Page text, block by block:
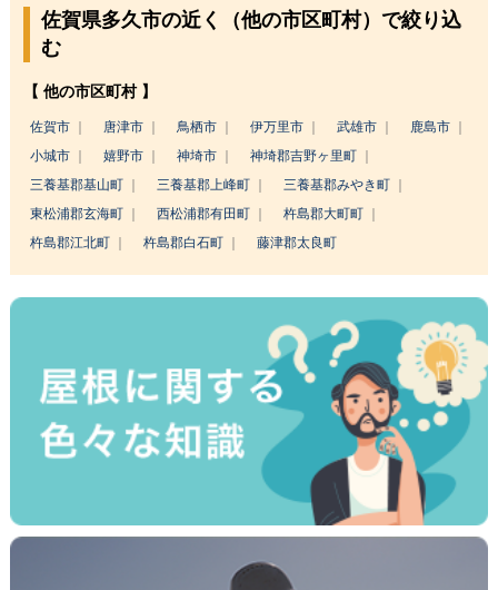
佐賀県多久市の近く（他の市区町村）で絞り込
む
【 他の市区町村 】
佐賀市 唐津市 鳥栖市 伊万里市 武雄市
鹿島市
小城市
嬉野市 神埼市
神埼郡吉野ヶ里町
三養基郡基山町
三養基郡上峰町
三養基郡みやき町
東松浦郡玄海町
西松浦郡有田町
杵島郡大町町
杵島郡江北町
杵島郡白石町 藤津郡太良町